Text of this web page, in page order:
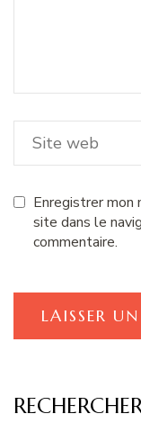
Enregistrer mon
site dans le
commentaire.